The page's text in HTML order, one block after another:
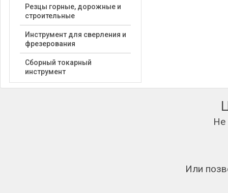
Резцы горные, дорожные и
строительные
Инструмент для сверления и
фрезерования
Сборный токарный
инструмент
Не
Или